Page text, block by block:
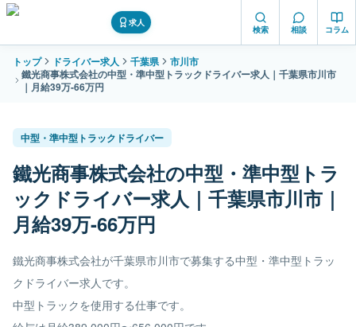
求人
検索 相談 コラム
トップ ドライバー求人 千葉県
市川市
鐵光商事株式会社の中型・準中型トラックドライバー求人｜千葉県市川市
｜月給39万-66万円
中型・準中型トラックドライバー
鐵光商事株式会社の中型・準中型トラ
ックドライバー求人｜千葉県市川市｜
月給39万-66万円
鐵光商事株式会社が千葉県市川市で募集する中型・準中型トラッ
クドライバー求人です。
中型トラックを使用する仕事です。